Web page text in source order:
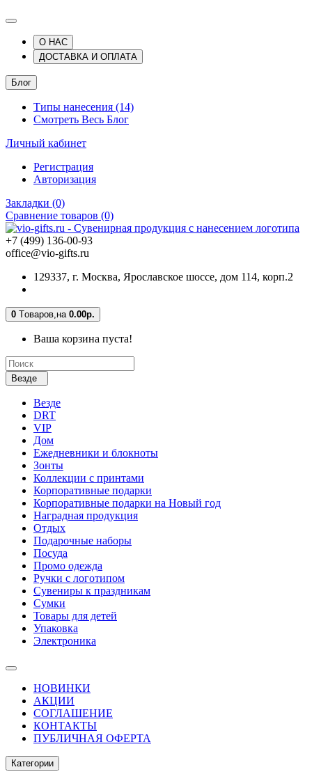
О НАС
ДОСТАВКА И ОПЛАТА
Блог
Типы нанесения (14)
Смотреть Весь Блог
Личный кабинет
Регистрация
Авторизация
Закладки (0)
Сравнение товаров (0)
+7 (499) 136-00-93
office@vio-gifts.ru
129337, г. Москва, Ярославское шоссе, дом 114, корп.2
0 Tоваров,на 0.00р.
Ваша корзина пуста!
Везде
Везде
DRT
VIP
Дом
Ежедневники и блокноты
Зонты
Коллекции с принтами
Корпоративные подарки
Корпоративные подарки на Новый год
Наградная продукция
Отдых
Подарочные наборы
Посуда
Промо одежда
Ручки с логотипом
Сувениры к праздникам
Сумки
Товары для детей
Упаковка
Электроника
НОВИНКИ
АКЦИИ
СОГЛАШЕНИЕ
КОНТАКТЫ
ПУБЛИЧНАЯ ОФЕРТА
Категории